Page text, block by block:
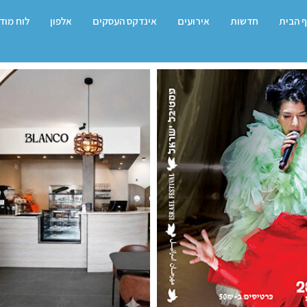
הבית חדשות אירועים אינדקס העסקים אלפון לוח